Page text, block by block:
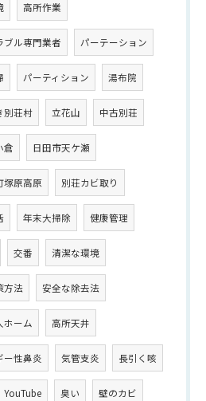
高所作業
ブル専門業者 パーテーション
パーティション 湯布院
別荘村 立花山 中古別荘
倉 日田市天ケ瀬
塚原高原 別荘カビ取り
年末大掃除 健康管理
交番 清潔な環境
方法 安全な除去法
ホーム 高所天井
ー性鼻炎 気管支炎 長引く咳
YouTube 臭い 壁のカビ